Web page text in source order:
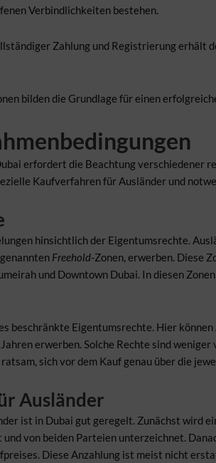
Verbindlichkeiten bestehen.
Zahlung und Registrierung erhält
bilden die Grundlage für einen
erfordert die Beachtung verschiedener
Kaufverfahren für Ausländer und
hinsichtlich der Eigentumsrechte.
Freehold-Zonen, erwerben. Diese
und Downtown Dubai. In diesen
beschränkte Eigentumsrechte. Hier
erwerben. Solche Rechte sind
sich vor dem Kauf genau über die
Ausländer
ist in Dubai gut geregelt. Zunächst wird
von beiden Parteien unterzeichnet.
Diese Anzahlung ist meist nicht